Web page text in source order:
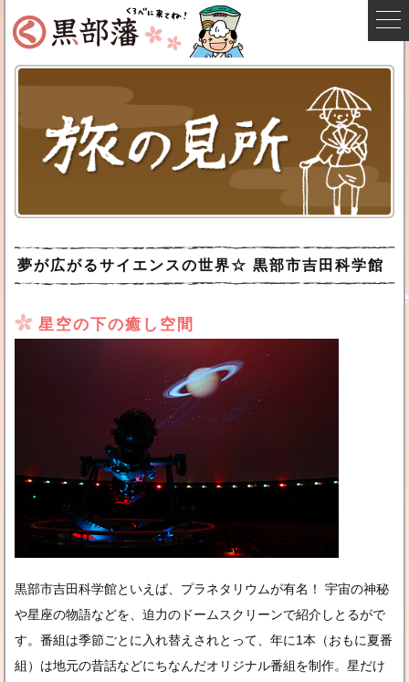
夢が広がるサイエンスの世界☆ 黒部市吉田科学館
星空の下の癒し空間
黒部市吉田科学館といえば、プラネタリウムが有名！ 宇宙の神秘
や星座の物語などを、迫力のドームスクリーンで紹介しとるがで
す。番組は季節ごとに入れ替えされとって、年に1本（おもに夏番
組）は地元の昔話などにちなんだオリジナル番組を制作。星だけ